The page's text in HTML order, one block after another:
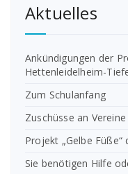
Aktuelles
Ankündigungen der
Hettenleidelheim-
Zum Schulanfang
Zuschüsse an
Projekt „Gelbe
Sie benötigen Hilfe